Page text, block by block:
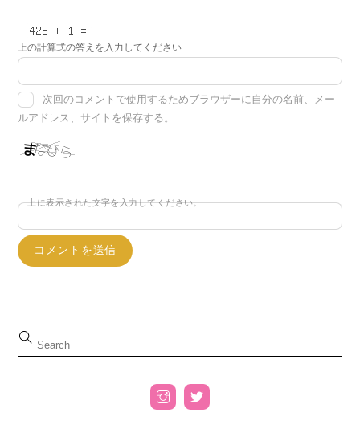
上の計算式の答えを入力してください
次回のコメントで使用するためブラウザーに自分の名前、メー
ルアドレス、サイトを保存する。
上に表示された文字を入力してください。